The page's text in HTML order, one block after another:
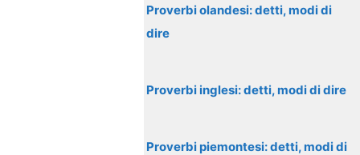
Proverbi olandesi: detti, modi di
dire
Proverbi inglesi: detti, modi di dire
Proverbi piemontesi: detti, modi di